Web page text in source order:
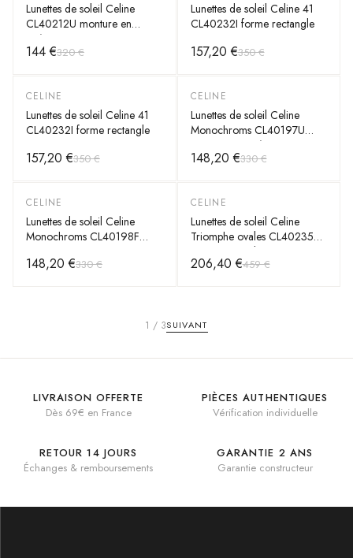
Lunettes de soleil Celine
CL40212U monture en
acétate
144 €320 €
Lunettes de soleil Celine 41
CL40232I forme rectangle
157,20 €350 €
-55 %
CELINE
Lunettes de soleil Celine 41
CL40232I forme rectangle
157,20 €350 €
-55 %
CELINE
Lunettes de soleil Celine
Monochroms CL40197U
monture en acétate
148,20 €330 €
-55 %
CELINE
Lunettes de soleil Celine
Monochroms CL40198F
148,20 €330 €
-55 %
CELINE
Lunettes de soleil Celine
Triomphe ovales CL40235U
monture métal
206,40 €459 €
1 / 3SUIVANT
LIVRAISON OFFERTE
Dès 69€ en France
PIÈCES AUTHENTIQUES
Vérification individuelle
RETOUR 14 JOURS
Échanges & remboursements
GARANTIE 2 ANS
Garantie constructeur